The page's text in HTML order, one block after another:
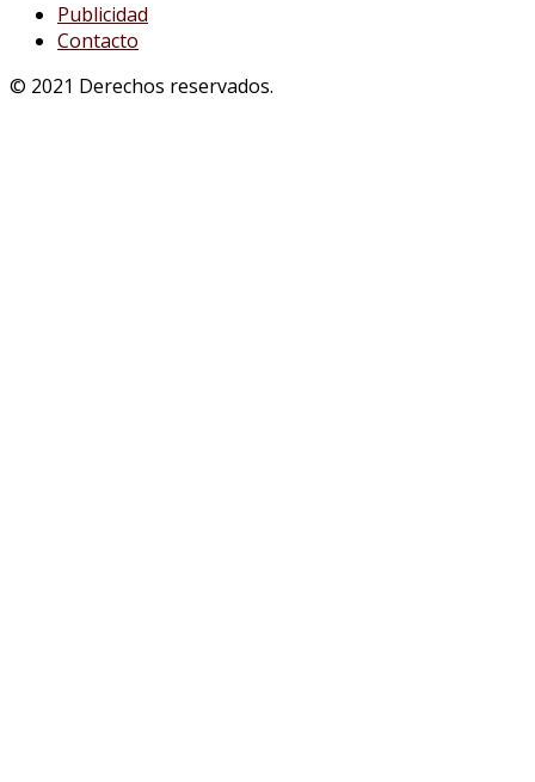
Publicidad
Contacto
© 2021 Derechos reservados.